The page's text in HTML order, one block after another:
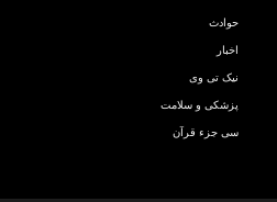
حوادث
اخبار
نیک تی وی
پزشکی و سلامت
سی جزء قرآن